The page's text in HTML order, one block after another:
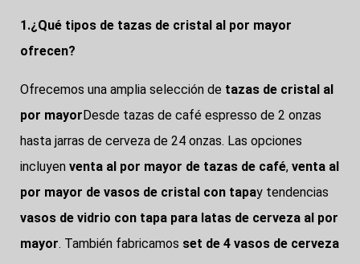
1.¿Qué tipos de tazas de cristal al por mayor
ofrecen?
Ofrecemos una amplia selección de tazas de cristal al
por mayor Desde tazas de café espresso de 2 onzas
hasta jarras de cerveza de 24 onzas. Las opciones
incluyen venta al por mayor de tazas de café, venta al
por mayor de vasos de cristal con tapay tendencias
vasos de vidrio con tapa para latas de cerveza al por
mayor. También fabricamos set de 4 vasos de cerveza